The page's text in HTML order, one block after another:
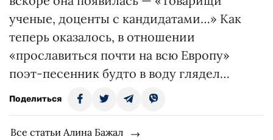
ученые, доценты с кандидатами…» Как
теперь оказалось, в отношении
«прославиться почти на всю Европу»
поэт-песенник будто в воду глядел…
Поделиться
Все статьи Алина Бажал